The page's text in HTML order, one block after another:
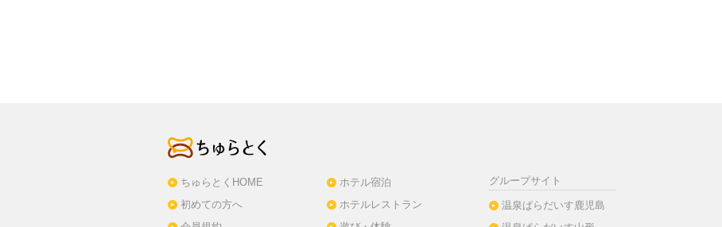
ちゅらとくHOME
初めての方へ
ホテル宿泊
ホテルレストラン
グループサイト
温泉ぱらだいす鹿児島